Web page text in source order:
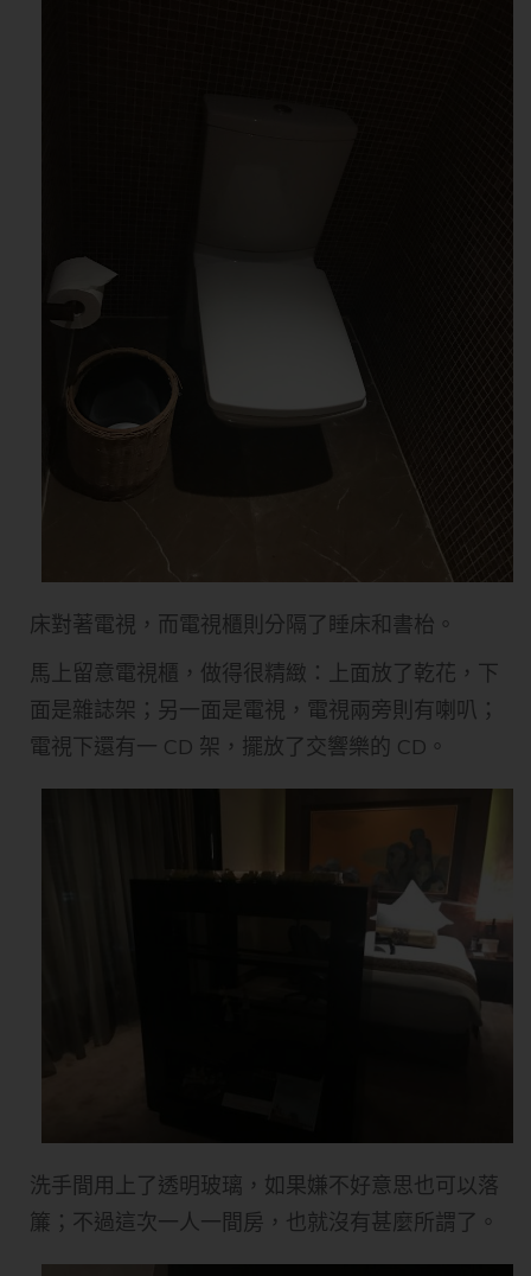
床對著電視，而電視櫃則分隔了睡床和書枱。
馬上留意電視櫃，做得很精緻：上面放了乾花，下
面是雜誌架；另一面是電視，電視兩旁則有喇叭；
電視下還有一 CD 架，擺放了交響樂的 CD。
洗手間用上了透明玻璃，如果嫌不好意思也可以落
簾；不過這次一人一間房，也就沒有甚麼所謂了。